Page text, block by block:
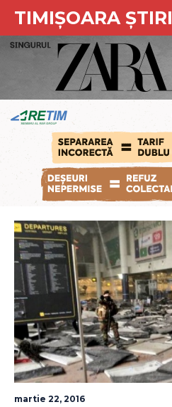
TIMIȘOARA ȘTIRI
martie 22, 2016